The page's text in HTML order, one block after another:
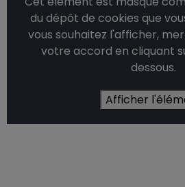
du dépôt de cookies que
vous souhaitez l'afficher,
votre accord en cliquant
dessous.
Afficher